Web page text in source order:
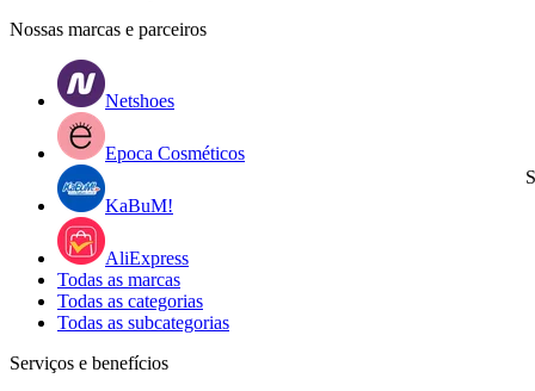
Nossas marcas e parceiros
Netshoes
Epoca Cosméticos
KaBuM!
AliExpress
Todas as marcas
Todas as categorias
Todas as subcategorias
Serviços e benefícios